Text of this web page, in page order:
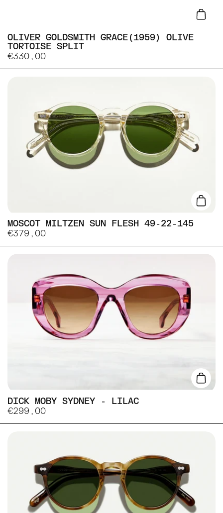
OLIVER GOLDSMITH GRACE(1959) OLIVE
TORTOISE SPLIT
€330,00
MOSCOT MILTZEN SUN FLESH 49-22-145
€379,00
DICK MOBY SYDNEY - LILAC
€299,00